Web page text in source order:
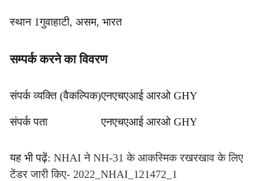
स्थान 1गुवाहाटी, असम, भारत
सम्पर्क करने का विवरण
संपर्क व्यक्ति (वैकल्पिक)एनएचएआई आरओ GHY
संपर्क पता एनएचएआई आरओ GHY
यह भी पढ़ें: NHAI ने NH-31 के आकस्मिक रखरखाव के लिए
टेंडर जारी किए- 2022_NHAI_121472_1